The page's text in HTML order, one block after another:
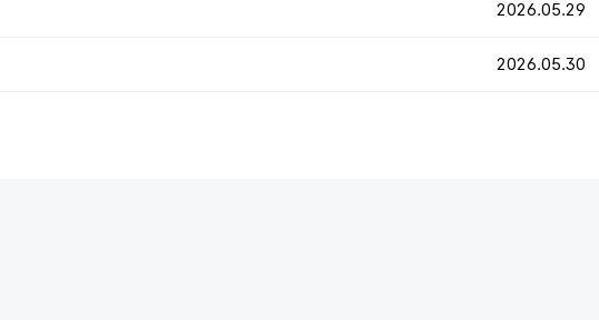
2026.05.29
2026.05.30